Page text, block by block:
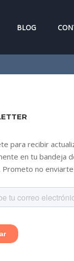
BLOG
para recibir
en tu bandeja
Prometo no